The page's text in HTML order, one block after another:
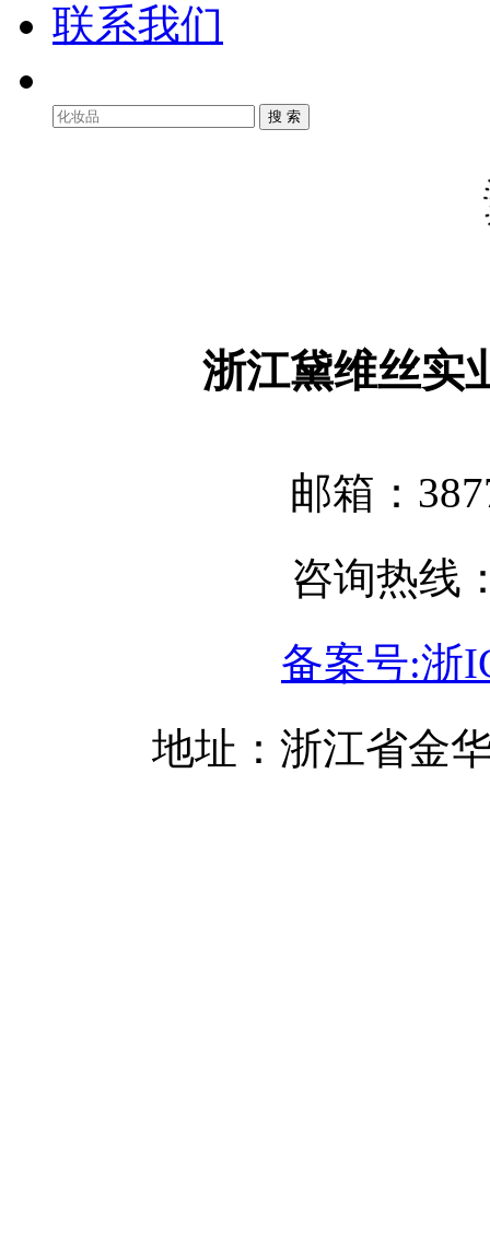
联系我们
浙江黛维丝实
邮箱：
咨询热线
备案号:浙
地址：浙江省金